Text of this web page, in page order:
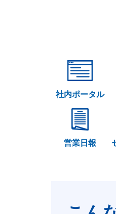
社内ポータル
営業日報